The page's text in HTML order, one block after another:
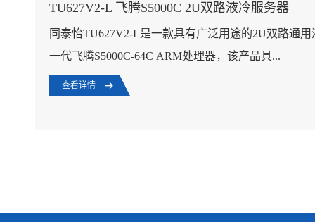
TU627V2-L 飞腾S5000C 2U双路液冷服务器
同泰怡TU627V2-L是一款具有广泛用途的2U双路通
一代飞腾S5000C-64C ARM处理器，该产品具...
查看详情